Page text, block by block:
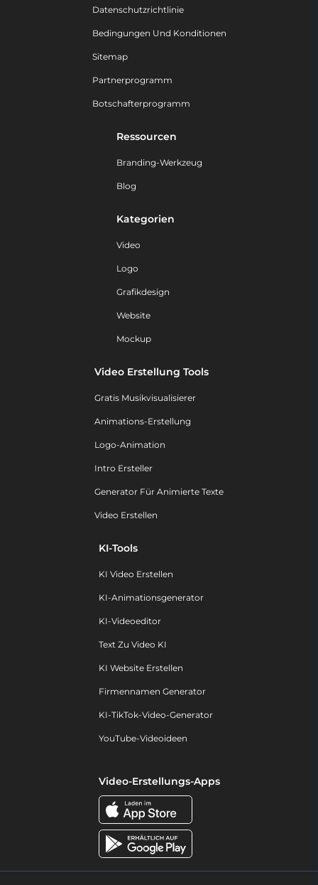
Datenschutzrichtlinie
Bedingungen Und Konditionen
Sitemap
Partnerprogramm
Botschafterprogramm
Ressourcen
Branding-Werkzeug
Blog
Kategorien
Video
Logo
Grafikdesign
Website
Mockup
Video Erstellung Tools
Gratis Musikvisualisierer
Animations-Erstellung
Logo-Animation
Intro Ersteller
Generator Für Animierte Texte
Video Erstellen
KI-Tools
KI Video Erstellen
KI-Animationsgenerator
KI-Videoeditor
Text Zu Video KI
KI Website Erstellen
Firmennamen Generator
KI-TikTok-Video-Generator
YouTube-Videoideen
Video-Erstellungs-Apps